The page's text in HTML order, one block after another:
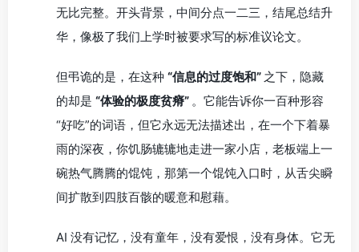
无比完整。开头背景，中间分点一二三，结尾总结升
华，像极了我们上学时被要求写的标准议论文。
但弔诡的是，在这种 “信息的过度饱和” 之下，隐藏
的却是 “体验的极度贫瘠” 。它能告诉你一百种形容
“好吃”的词语，但它永远无法描述出，在一个下着暴
雨的深夜，你饥肠辘辘地走进一家小店，老板端上一
碗热气腾腾的馄饨，那第一个馄饨入口时，从舌尖瞬
间扩散到四肢百骸的暖意和慰藉。
AI 没有记忆，没有童年，没有爱恨，没有身体。它无